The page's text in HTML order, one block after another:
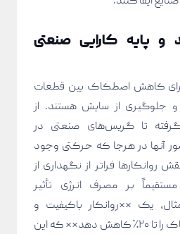
و پایه کارایی صنعتی
برای کاهش اصطکاک بین قطعات
جلوگیری از سایش هستند. از
تا گریس‌های صنعتی در
آنها در هرجا که حرکتی وجود
روانکارها فراتر از نگهداری از
بر مصرف انرژی تأثیر
یک **روانکار باکیفیت و
پیشرفته می‌تواند اصطکاک را تا ۲۰٪ کاهش دهد** که این